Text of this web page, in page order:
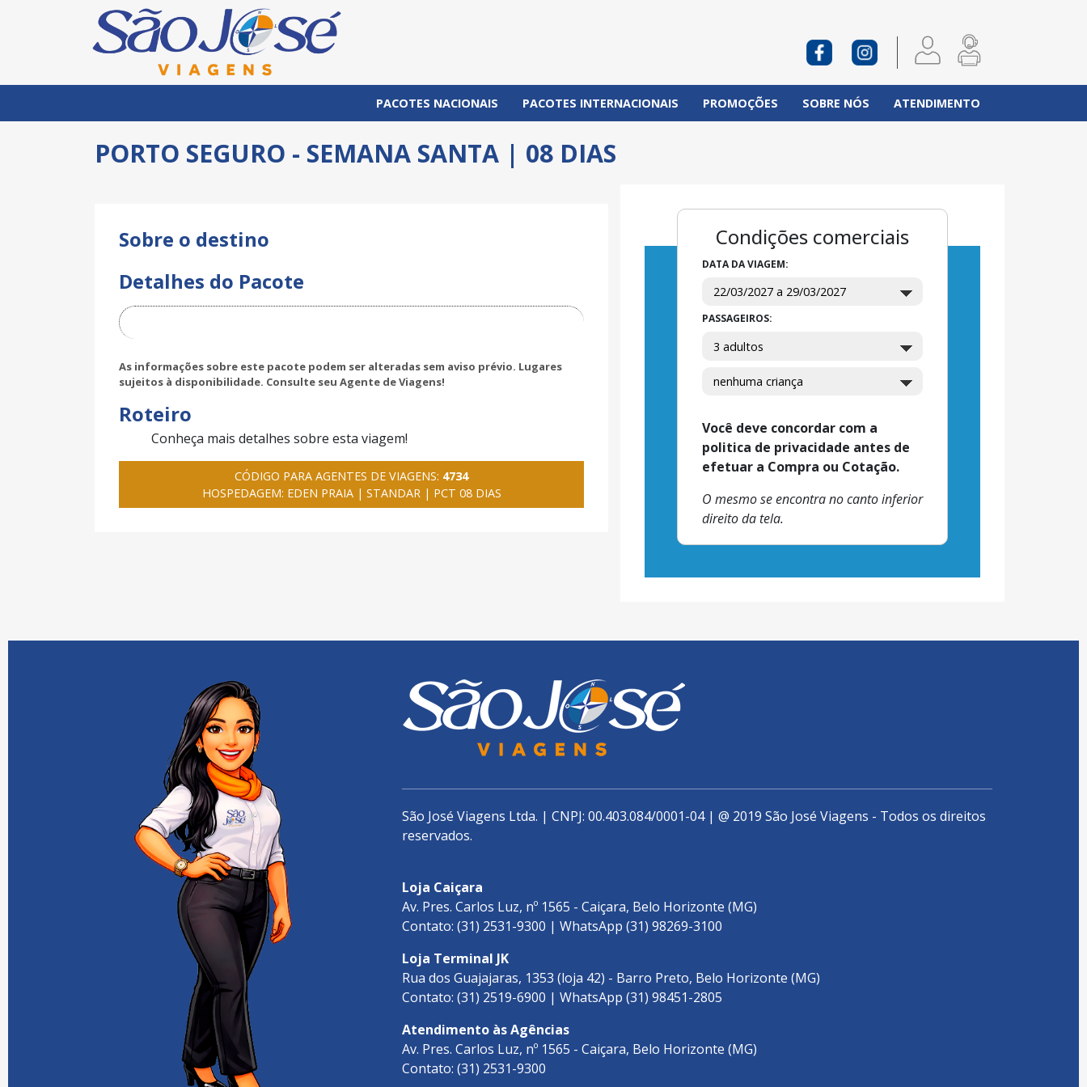
PACOTES NACIONAIS PACOTES INTERNACIONAIS PROMOÇÕES SOBRE NÓS ATENDIMENTO
PORTO SEGURO - SEMANA SANTA | 08 DIAS
Sobre o destino
Detalhes do Pacote
As informações sobre este pacote podem ser alteradas sem aviso prévio. Lugares
sujeitos à disponibilidade. Consulte seu Agente de Viagens!
Roteiro
Conheça mais detalhes sobre esta viagem!
CÓDIGO PARA AGENTES DE VIAGENS: 4734
HOSPEDAGEM: EDEN PRAIA | STANDAR | PCT 08 DIAS
Condições comerciais
DATA DA VIAGEM:
PASSAGEIROS:
Você deve concordar com a
politica de privacidade antes de
efetuar a Compra ou Cotação.
O mesmo se encontra no canto inferior
direito da tela.
São José Viagens Ltda. | CNPJ: 00.403.084/0001-04 | @ 2019 São José Viagens - Todos os direitos
reservados.
Loja Caiçara
Av. Pres. Carlos Luz, nº 1565 - Caiçara, Belo Horizonte (MG)
Contato: (31) 2531-9300 | WhatsApp (31) 98269-3100
Loja Terminal JK
Rua dos Guajajaras, 1353 (loja 42) - Barro Preto, Belo Horizonte (MG)
Contato: (31) 2519-6900 | WhatsApp (31) 98451-2805
Atendimento às Agências
Av. Pres. Carlos Luz, nº 1565 - Caiçara, Belo Horizonte (MG)
Contato: (31) 2531-9300